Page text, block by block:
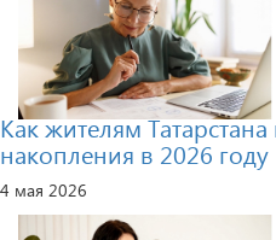
Как жителям
накопления в 2026 году
4 мая 2026